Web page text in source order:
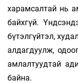
харамсалтай нь
байхгүй.
бүтэлгүйтэл,
алдагдуулж,
амлалтуудтай
байна.